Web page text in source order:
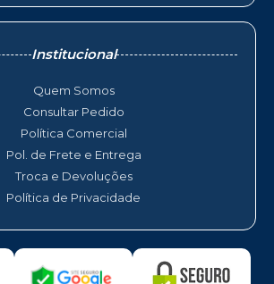
Institucional
Quem Somos
Consultar Pedido
Política Comercial
Pol. de Frete e Entrega
Troca e Devoluções
Política de Privacidade